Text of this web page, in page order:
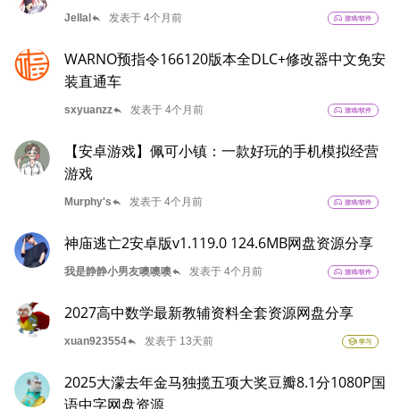
Jellal reply 发表于 4个月前 sports_esports 游戏/软件
WARNO预指令166120版本全DLC+修改器中文免安
装直通车
sxyuanzzreply 发表于 4个月前 sports_esports 游戏/软件
【安卓游戏】佩可小镇：一款好玩的手机模拟经营
游戏
Murphy'sreply 发表于 4个月前 sports_esports 游戏/软件
神庙逃亡2安卓版v1.119.0 124.6MB网盘资源分享
我是静静小男友噢噢噢reply 发表于 4个月前 sports_esports 游戏/软件
2027高中数学最新教辅资料全套资源网盘分享
xuan923554reply 发表于 13天前 school 学习
2025大濛去年金马独揽五项大奖豆瓣8.1分1080P国
语中字网盘资源